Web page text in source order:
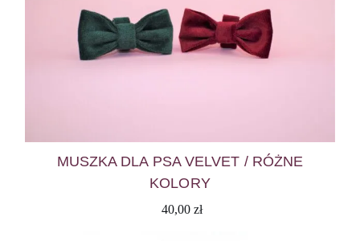
MUSZKA DLA PSA VELVET / RÓŻNE
KOLORY
40,00 zł